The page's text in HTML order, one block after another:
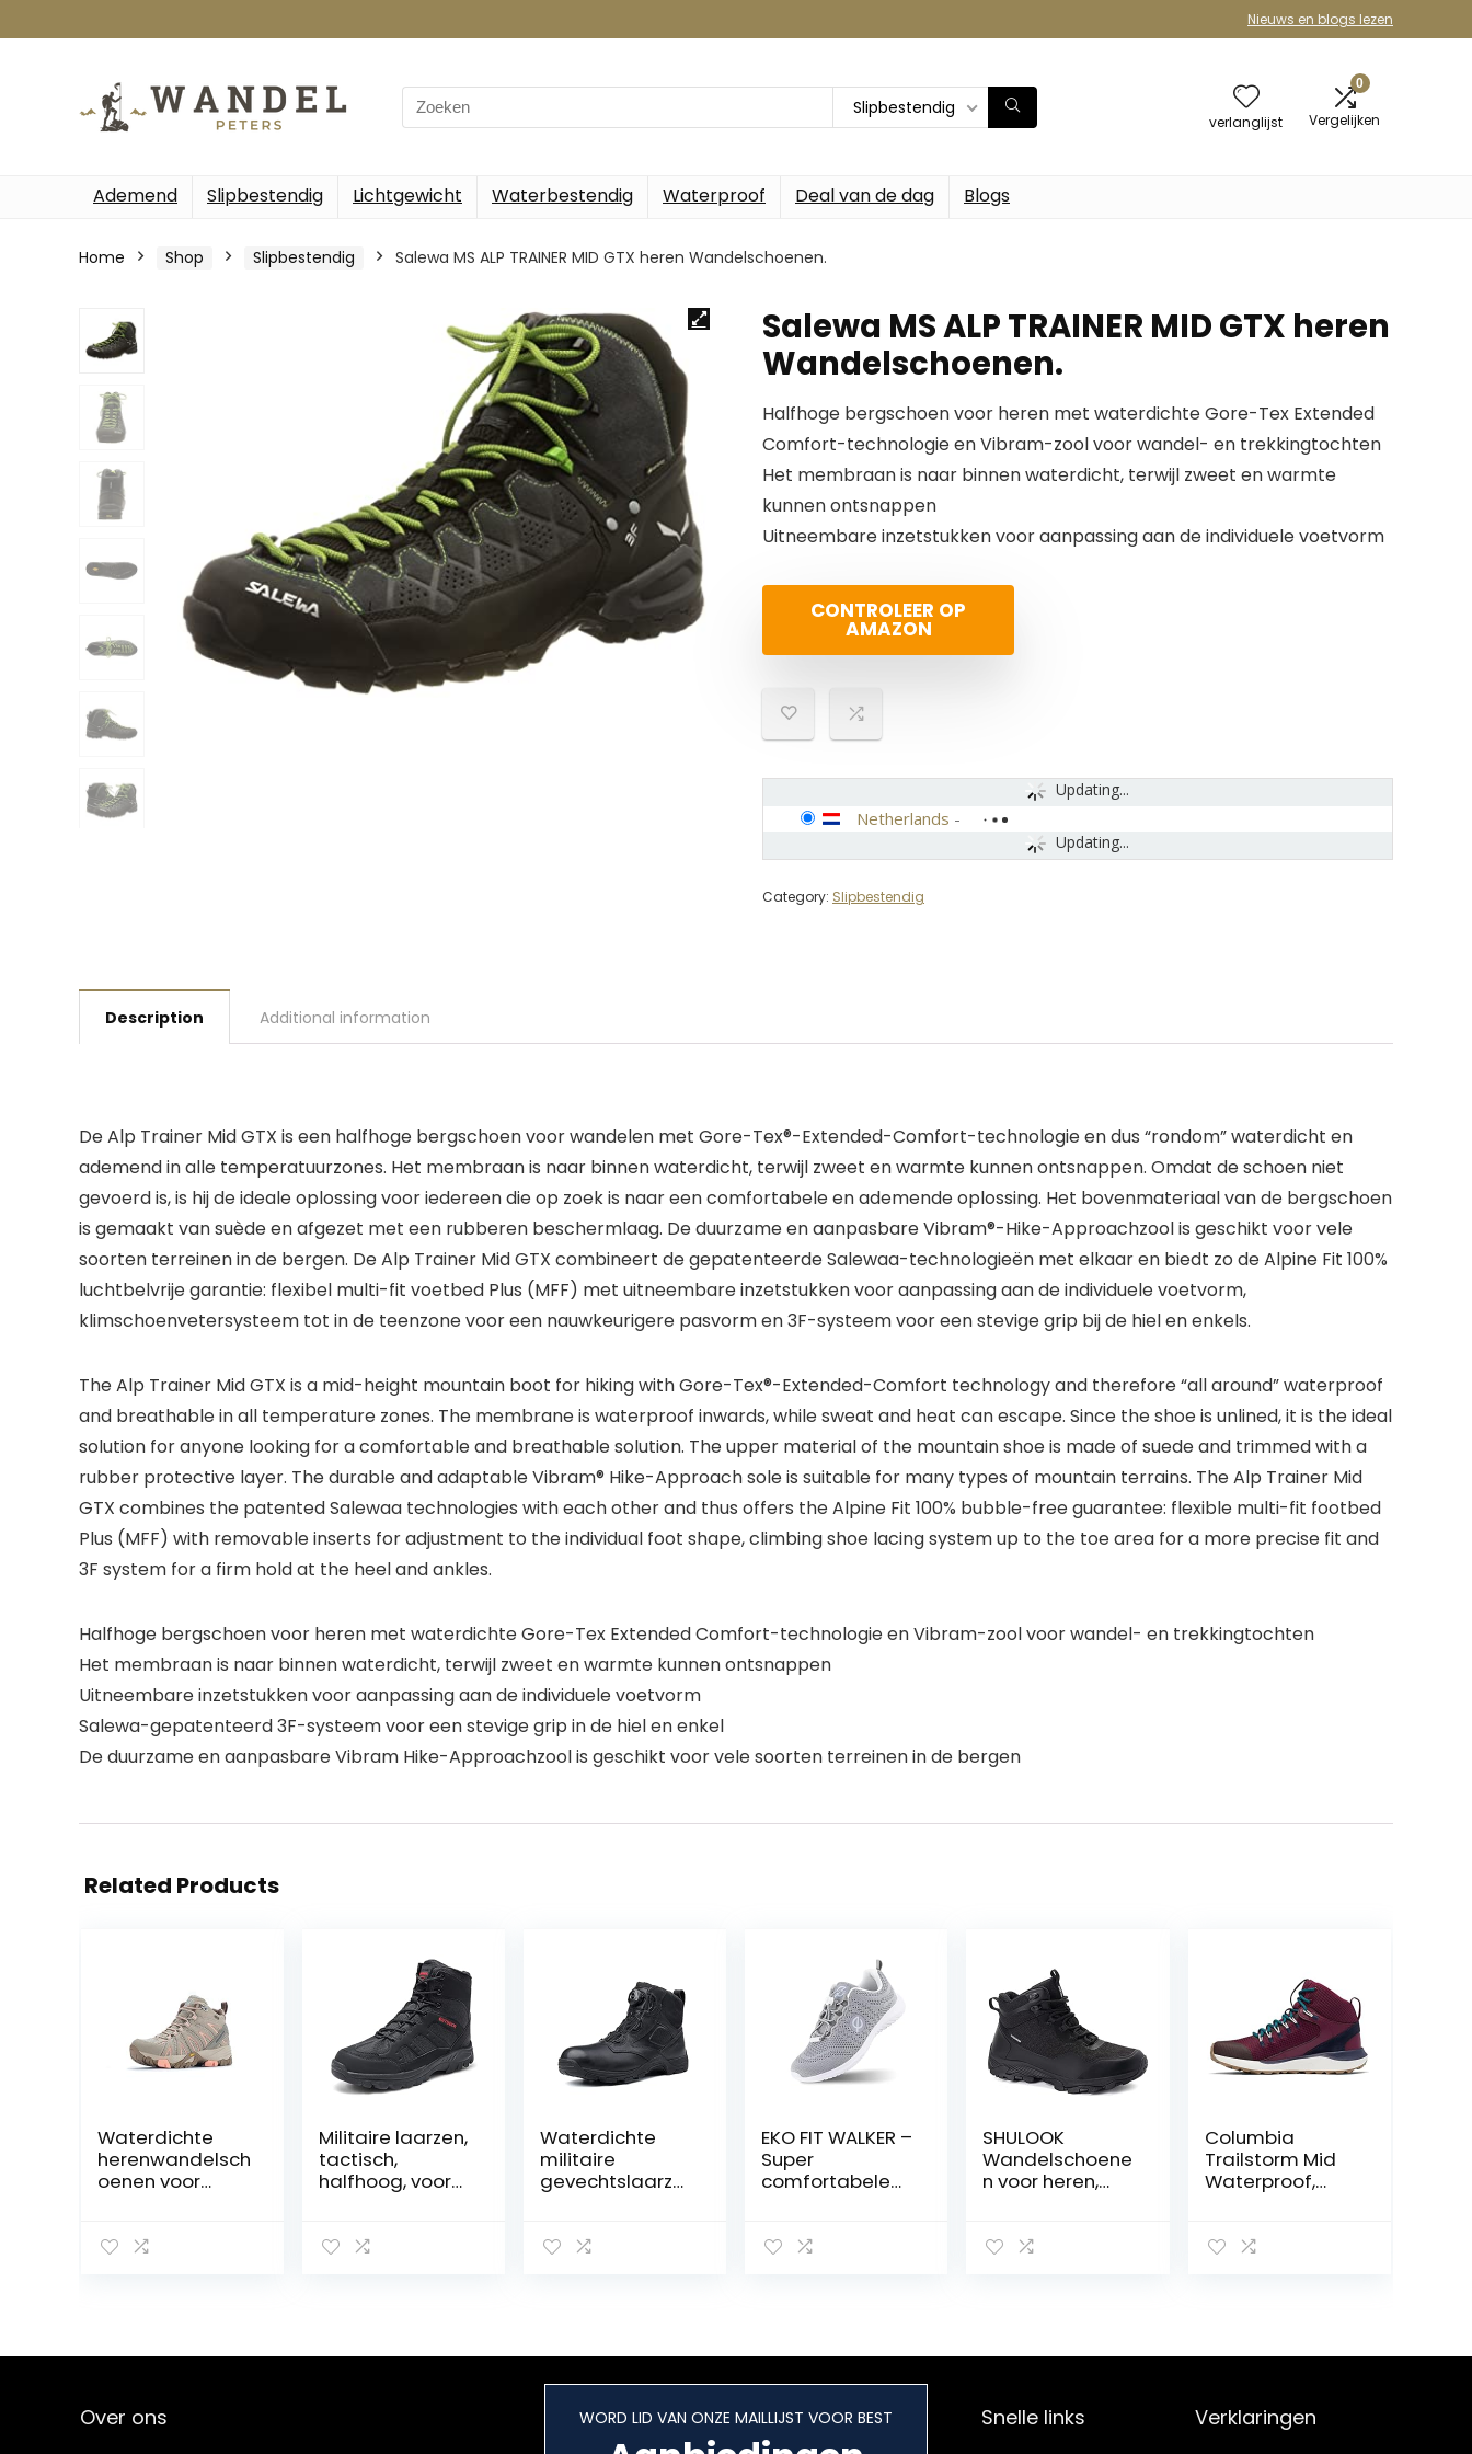
Nieuws en blogs lezen
Search
for:
Slipbestendig
verlanglijst
0
Vergelijken
Ademend Slipbestendig Lichtgewicht Waterbestendig Waterproof Deal van de dag Blogs
Home Shop Slipbestendig Salewa MS ALP TRAINER MID GTX heren Wandelschoenen.
Salewa MS ALP TRAINER MID GTX heren
Wandelschoenen.
Halfhoge bergschoen voor heren met waterdichte Gore-Tex Extended
Comfort-technologie en Vibram-zool voor wandel- en trekkingtochten
Het membraan is naar binnen waterdicht, terwijl zweet en warmte
kunnen ontsnappen
Uitneembare inzetstukken voor aanpassing aan de individuele voetvorm
CONTROLEER OP
AMAZON
Updating...
Updating...
Netherlands -
Category: Slipbestendig
Description Additional information
De Alp Trainer Mid GTX is een halfhoge bergschoen voor wandelen met Gore-Tex®-Extended-Comfort-technologie en dus “rondom” waterdicht en
ademend in alle temperatuurzones. Het membraan is naar binnen waterdicht, terwijl zweet en warmte kunnen ontsnappen. Omdat de schoen niet
gevoerd is, is hij de ideale oplossing voor iedereen die op zoek is naar een comfortabele en ademende oplossing. Het bovenmateriaal van de bergschoen
is gemaakt van suède en afgezet met een rubberen beschermlaag. De duurzame en aanpasbare Vibram®-Hike-Approachzool is geschikt voor vele
soorten terreinen in de bergen. De Alp Trainer Mid GTX combineert de gepatenteerde Salewaa-technologieën met elkaar en biedt zo de Alpine Fit 100%
luchtbelvrije garantie: flexibel multi-fit voetbed Plus (MFF) met uitneembare inzetstukken voor aanpassing aan de individuele voetvorm,
klimschoenvetersysteem tot in de teenzone voor een nauwkeurigere pasvorm en 3F-systeem voor een stevige grip bij de hiel en enkels.
The Alp Trainer Mid GTX is a mid-height mountain boot for hiking with Gore-Tex®-Extended-Comfort technology and therefore “all around” waterproof
and breathable in all temperature zones. The membrane is waterproof inwards, while sweat and heat can escape. Since the shoe is unlined, it is the ideal
solution for anyone looking for a comfortable and breathable solution. The upper material of the mountain shoe is made of suede and trimmed with a
rubber protective layer. The durable and adaptable Vibram® Hike-Approach sole is suitable for many types of mountain terrains. The Alp Trainer Mid
GTX combines the patented Salewaa technologies with each other and thus offers the Alpine Fit 100% bubble-free guarantee: flexible multi-fit footbed
Plus (MFF) with removable inserts for adjustment to the individual foot shape, climbing shoe lacing system up to the toe area for a more precise fit and
3F system for a firm hold at the heel and ankles.
Halfhoge bergschoen voor heren met waterdichte Gore-Tex Extended Comfort-technologie en Vibram-zool voor wandel- en trekkingtochten
Het membraan is naar binnen waterdicht, terwijl zweet en warmte kunnen ontsnappen
Uitneembare inzetstukken voor aanpassing aan de individuele voetvorm
Salewa-gepatenteerd 3F-systeem voor een stevige grip in de hiel en enkel
De duurzame en aanpasbare Vibram Hike-Approachzool is geschikt voor vele soorten terreinen in de bergen
Related Products
Waterdichte
herenwandelsch
oenen voor
trekkinglaarzen,
gevoerd, stalen
Militaire laarzen,
tactisch,
halfhoog, voor
veters, met
en, A11
Waterdichte
militaire
gevechtslaarze
slijtvaste
tactische
schoenen
EKO FIT WALKER –
Super
comfortabele
FOAM
SHULOOK
Wandelschoene
n voor heren,
ademend,
antislip,
Columbia
Trailstorm Mid
Waterproof,
n voor dames
Over ons WORD LID VAN ONZE MAILLIJST VOOR BEST Snelle links Verklaringen